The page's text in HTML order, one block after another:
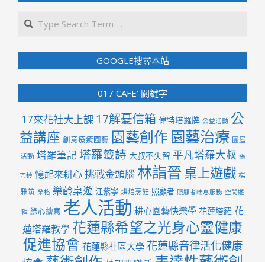
GOOGLE搜尋本站
017 CAFE’ 關鍵字
17來花社大上課 17解憂信箱 偉特塔羅牌 公益活動 公
益講座 創意療癒園藝 園藝創作 園藝治療 團屋
活動 塔羅筆記 塔羅籤詩 大叔不失智 平凡塔羅大叔 張
巧鈴 憶起來耕心挑戰金頭腦 林詣晉桌上遊戲 楊
雅筑 榮格 樂齡桌遊 江紫寧 烘焙烹飪 照顧者 照顧者喘息服務 空間邏
輯 綠心繪意 老人活動 耕心園藝快樂學 花蓮塔羅 花
蓮塔羅教學 花蓮縣希望之光身心靈健康
促進協會 花蓮縣社區大學 花蓮縣音律活化健康